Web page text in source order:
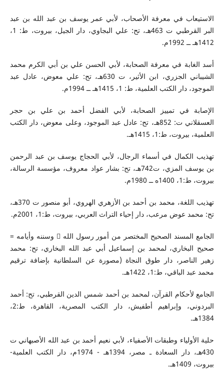
الاستيعاب في معرفة الأصحاب، لأبي عمر يوسف بن عبد الله بن عبد
البر القرطبي ت 463هـ، تح: علي البجاوي، دار الجيل، بيروت، ط: 1،
1412هـ ــ 1992م.
أسد الغابة في معرفة الصحابة، لأبي الحسن علي بن أبي الكرم محمد
الشيباني الجزري، ابن الأثير، ت 630هـ، تح: علي معوض، عادل عبد
الموجود، دار الكتب العلمية، ط: 1، 1415هـ ــ 1994م.
الإصابة في تمييز الصحابة، لأبي الفضل أحمد بن علي بن حجر
العسقلاني ت: 852هـ، تح: عادل عبد الموجود، وعلى معوض، دار الكتب
العلمية، بيروت، ط:1، 1415هـ.
تهذيب الكمال في أسماء الرجال، لأبي الحجاج يوسف بن عبد الرحمن
بن يوسف المزي، ت742هـ، تح: بشار عواد معروف، مؤسسة الرسالة،
بيروت، ط:1، 1400ه ــ 1980م.
تهذيب اللغة، محمد بن أحمد بن الأزهري الهروي، أبو منصور ت 370هـ،
تح: محمد عوض مرعب، دار إحياء التراث العربي، بيروت، ط:1، 2001م.
الجامع المسند الصحيح المختصر من أمور رسول الله  وسننه وأيامه =
صحيح البخاري، لمحمد بن إسماعيل أبي عبد الله البخاري، تح: محمد
زهير الناصر، دار طوق النجاة (مصورة عن السلطانية بإضافة ترقيم
محمد عبد الباقي، ط:1، 1422هـ.
الجامع لأحكام القرآن، لمحمد بن أحمد شمس الدين القرطبي، تح: أحمد
البردوني، وإبراهيم أطفيش، دار الكتب المصرية، القاهرة، ط:2،
1384هـ.
حلية الأولياء وطبقات الأصفياء، لأبي نعيم أحمد بن عبد الله الأصبهاني ت
430هـ، دار السعادة ـ مصر، 1394هـ - 1974م، دار الكتب العلمية-
بيروت، 1409هـ.